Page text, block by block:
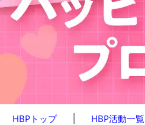
HBPトップ HBP活動一覧